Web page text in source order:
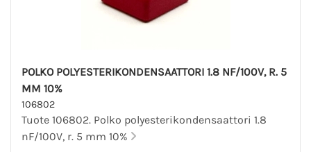
POLKO POLYESTERIKONDENSAATTORI 1.8 NF/100V, R. 5
MM 10%
106802
Tuote 106802. Polko polyesterikondensaattori 1.8
nF/100V, r. 5 mm 10%